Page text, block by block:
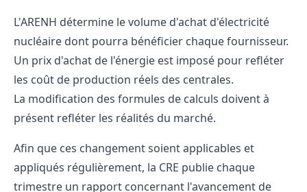
L'ARENH détermine levolume d'achat d'électricité
nucléaire dont pourra bénéficier chaque fournisseur.
Un prix d'achat de l'énergie est imposé pour refléter
les coût de production réels des centrales.
La modification des formules de calculs doivent à
présent refléter les réalités du marché.
Afin que ces changement soient applicables et
appliqués régulièrement, la CRE publie chaque
trimestre un rapport concernant l'avancement de